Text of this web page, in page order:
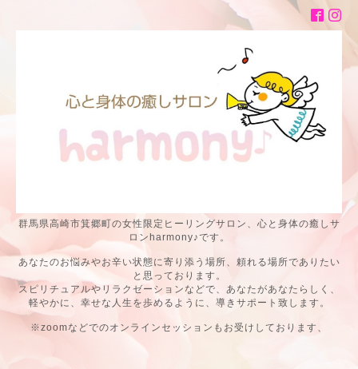
群馬県高崎市箕郷町の女性限定ヒーリングサロン、心と身体の癒しサ
ロンharmony♪です。
あなたのお悩みやお辛い状態に寄り添う場所、頼れる場所でありたい
と思っております。
スピリチュアルやリラクゼーションなどで、あなたがあなたらしく、
軽やかに、幸せな人生を歩めるように、導きサポート致します。
※zoomなどでのオンラインセッションもお受けしております、